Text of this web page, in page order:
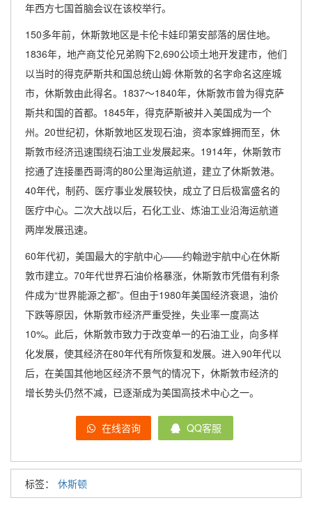
年西方七国首脑会议在该校举行。
150多年前，休斯敦地区是卡伦卡娃印第安部落的居住地。
1836年，地产商艾伦兄弟购下2,690公顷土地开发建市，他们
以当时的得克萨斯共和国总统山姆·休斯敦的名字命名这座城
市，休斯敦由此得名。1837～1840年，休斯敦市曾为得克萨
斯共和国的首都。1845年，得克萨斯被并入美国成为一个
州。20世纪初，休斯敦地区发现石油，资本家蜂拥而至，休
斯敦市经济迅速围绕石油工业发展起来。1914年，休斯敦市
挖通了连接墨西哥湾的80公里海运航道，建立了休斯敦港。
40年代，制药、医疗事业发展较快，成立了日后极富盛名的
医疗中心。二次大战以后，石化工业、炼油工业沿海运航道
两岸发展迅速。
60年代初，美国最大的宇航中心——约翰逊宇航中心在休斯
敦市建立。70年代世界石油价格暴涨，休斯敦市凭借有利条
件成为“世界能源之都”。但由于1980年美国经济衰退，油价
下跌等原因，休斯敦市经济严重受挫，失业率一度高达
10%。此后，休斯敦市致力于改变单一的石油工业，向多样
化发展，使其经济在80年代有所恢复和发展。进入90年代以
后，在美国其他地区经济不景气的情况下，休斯敦市经济的
增长势头仍然不减，已逐渐成为美国高技术中心之一。
在线咨询 QQ客服
标签： 休斯顿